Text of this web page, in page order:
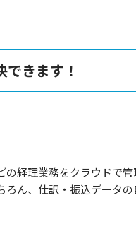
できます！
経理業務をクラウドで管
ん、仕訳・振込データ